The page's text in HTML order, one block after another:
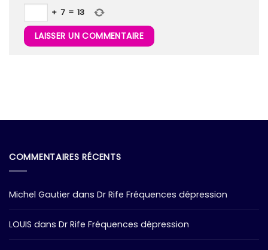
+ 7 = 13
COMMENTAIRES RÉCENTS
Michel Gautier dans Dr Rife Fréquences dépression
LOUIS dans Dr Rife Fréquences dépression